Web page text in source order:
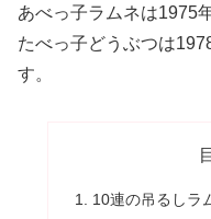
あべっ子ラムネは1975
たべっ子どうぶつは
す。
10連の吊るしラ